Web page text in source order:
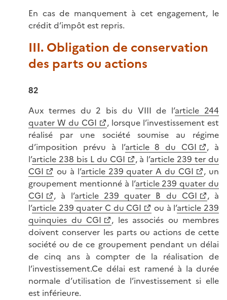
En cas de manquement à cet engagement, le
crédit d’impôt est repris.
III. Obligation de conservation
des parts ou actions
82
Aux termes du 2 bis du VIII de l’article 244
quater W du CGI
, lorsque l’investissement est
réalisé par une société soumise au régime
d’imposition prévu à l’article 8 du CGI
, à
l’article 238 bis L du CGI , à l’article 239 ter du
CGI
ou à l’article 239 quater A du CGI
, un
groupement mentionné à l’article 239 quater du
CGI
, à l’article 239 quater B du CGI
, à
l’article 239 quater C du CGI ou à l’article 239
quinquies du CGI
, les associés ou membres
doivent conserver les parts ou actions de cette
société ou de ce groupement pendant un délai
de cinq ans à compter de la réalisation de
l’investissement.Ce délai est ramené à la durée
normale d’utilisation de l’investissement si elle
est inférieure.